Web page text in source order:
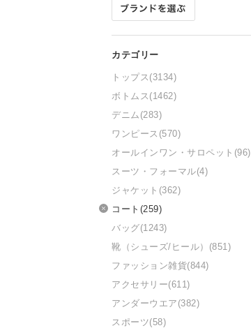
トップス (3134)
ボトムス (1462)
デニム (283)
ワンピース (570)
オールインワン・サロペット (96)
スーツ・フォーマル(4)
ジャケット (362)
コート (259)
バッグ(1243)
靴（シューズ/ヒール） (851)
ファッション雑貨(844)
アクセサリー(611)
アンダーウエア (382)
スポーツ(58)